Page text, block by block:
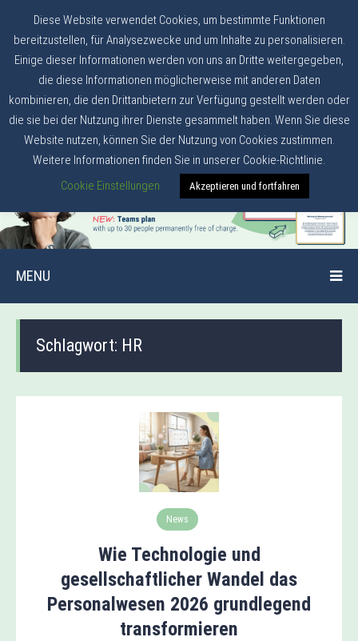
MENU
Schlagwort: HR
News
Wie Technologie und
gesellschaftlicher Wandel das
Personalwesen 2026 grundlegend
transformieren
Diese Website verwendet Cookies, um bestimmte Funktionen
bereitzustellen, für Analysezwecke und um Inhalte zu personalisieren.
Einige dieser Informationen werden von uns an Dritte weitergegeben,
die diese Informationen möglicherweise mit anderen Daten
kombinieren, die den Drittanbietern zur Verfügung gestellt werden oder
die sie bei der Nutzung ihrer Dienste gesammelt haben. Wenn Sie diese
Website nutzen, können Sie der Nutzung von Cookies zustimmen.
Weitere Informationen finden Sie in unserer Cookie-Richtlinie.
Cookie Einstellungen
Akzeptieren und fortfahren